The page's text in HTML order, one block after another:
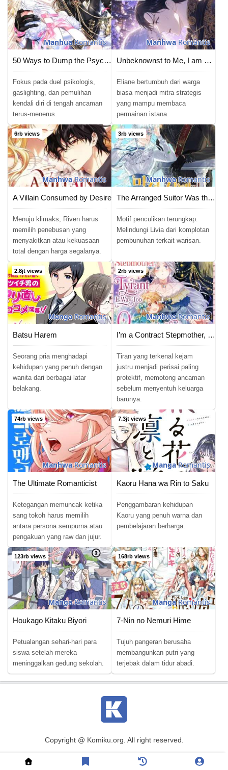
ManhuaRomantis
50 Ways to Dump the Psychopathic Mastermind
Fokus pada duel psikologis,
gaslighting, dan pemulihan
kendali diri di tengah ancaman
terus-menerus.
ManhwaRomantis
Unbeknownst to Me, I am Secretly Dating the Emperor
Eliane bertumbuh dari warga
biasa menjadi mitra strategis
yang mampu membaca
permainan istana.
6rb views
ManhwaRomantis
A Villain Consumed by Desire
Menuju klimaks, Riven harus
memilih penebusan yang
menyakitkan atau kekuasaan
total dengan harga segalanya.
3rb views
ManhwaRomantis
The Arranged Suitor Was the Kidnapper
Motif penculikan terungkap.
Melindungi Livia dari komplotan
pembunuhan terkait warisan.
2.8jt views
MangaRomantis
Batsu Harem
Seorang pria menghadapi
kehidupan yang penuh dengan
wanita dari berbagai latar
belakang.
2rb views
ManhwaRomantis
I’m a Contract Stepmother, but the Tyrant Is Way Too Overprotective
Tiran yang terkenal kejam
justru menjadi perisai paling
protektif, memotong ancaman
sebelum menyentuh keluarga
barunya.
74rb views
ManhwaRomantis
The Ultimate Romanticist
Ketegangan memuncak ketika
sang tokoh harus memilih
antara persona sempurna atau
pengakuan yang raw dan jujur.
7.3jt views
MangaRomantis
Kaoru Hana wa Rin to Saku
Penggambaran kehidupan
Kaoru yang penuh warna dan
pembelajaran berharga.
123rb views
MangaRomantis
Houkago Kitaku Biyori
Petualangan sehari-hari para
siswa setelah mereka
meninggalkan gedung sekolah.
168rb views
MangaRomantis
7-Nin no Nemuri Hime
Tujuh pangeran berusaha
membangunkan putri yang
terjebak dalam tidur abadi.
Copyright @ Komiku.org. All right reserved.
Baca Komik Baca Manga Baca Manhwa Baca Manhua
Terms of Usage Privacy Policy Contact Us